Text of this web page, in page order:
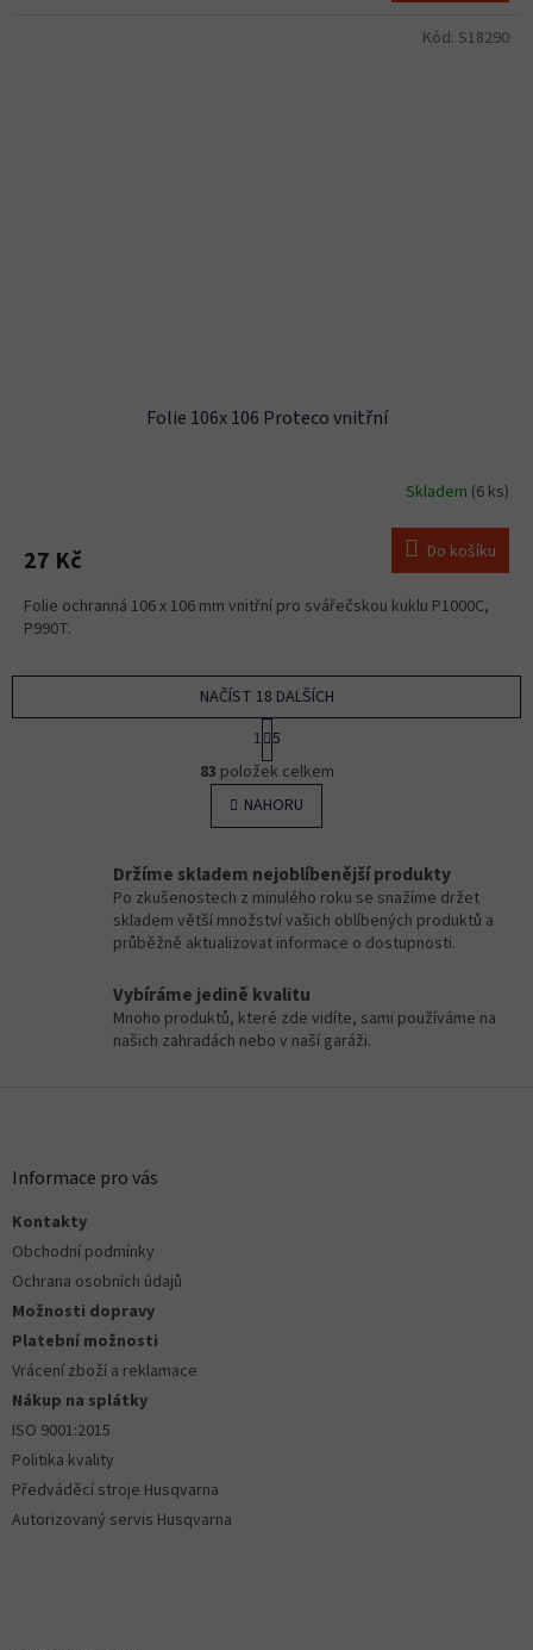
Folie 106x 106 Proteco vnitřní
Skladem (6 ks)
27 Kč Do košíku
Folie ochranná 106 x 106 mm vnitřní pro svářečskou kuklu P1000C,
P990T.
Kód: S18290
O
v
l
á
a
c
í
p
v
k
y
v
NAČÍST 18 DALŠÍCH
S
t
r
á
n
k
v
á
n
í
1 5
83 položek celkem
NAHORU
Držíme skladem nejoblíbenější produkty
Po zkušenostech z minulého roku se snažíme držet
skladem větší množství vašich oblíbených produktů a
průběžně aktualizovat informace o dostupnosti.
Vybíráme jedině kvalitu
Mnoho produktů, které zde vidíte, sami používáme na
našich zahradách nebo v naší garáži.
Informace pro vás
Kontakty
Obchodní podmínky
Ochrana osobních údajů
Možnosti dopravy
Platební možnosti
Vrácení zboží a reklamace
Nákup na splátky
ISO 9001:2015
Politika kvality
Předváděcí stroje Husqvarna
Autorizovaný servis Husqvarna